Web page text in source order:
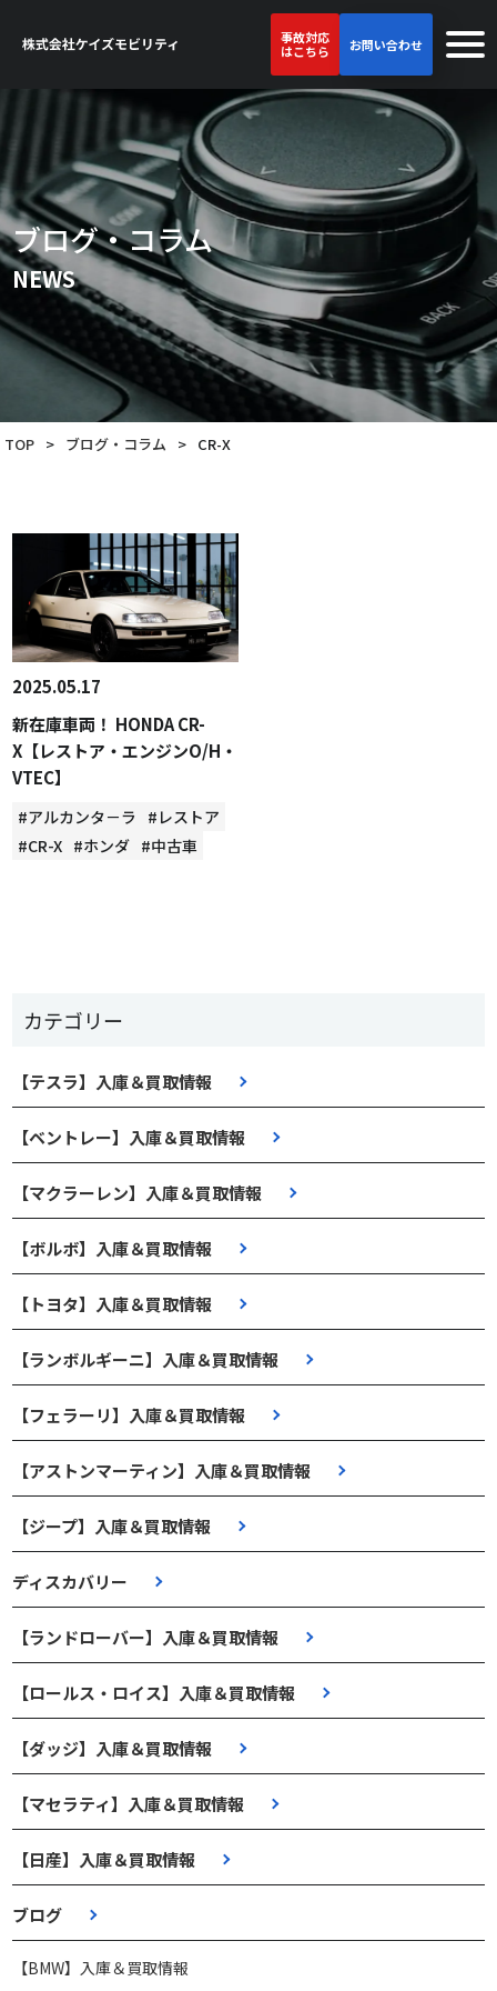
事故対応
はこちら
お問い合わせ
ブログ・コラム
NEWS
TOP > ブログ・コラム > CR-X
カテゴリー
【テスラ】入庫＆買取情報
【ベントレー】入庫＆買取情報
【マクラーレン】入庫＆買取情報
【ボルボ】入庫＆買取情報
【トヨタ】入庫＆買取情報
【ランボルギーニ】入庫＆買取情報
【フェラーリ】入庫＆買取情報
【アストンマーティン】入庫＆買取情報
【ジープ】入庫＆買取情報
ディスカバリー
【ランドローバー】入庫＆買取情報
【ロールス・ロイス】入庫＆買取情報
【ダッジ】入庫＆買取情報
【マセラティ】入庫＆買取情報
【日産】入庫＆買取情報
ブログ
【BMW】入庫＆買取情報
2025.05.17
新在庫車両！ HONDA CR-
X【レストア・エンジンO/H・
VTEC】
#アルカンタ－ラ
#レストア
#CR-X #ホンダ #中古車